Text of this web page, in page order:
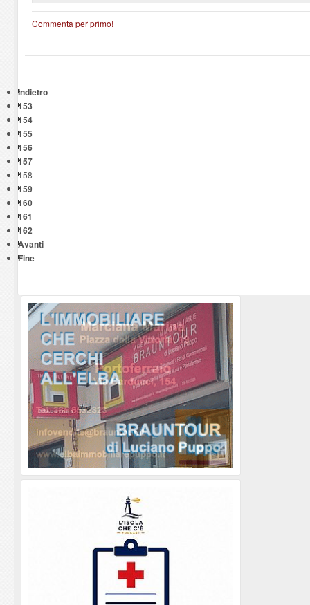
Commenta per primo!
Indietro
153
154
155
156
157
158
159
160
161
162
Avanti
Fine